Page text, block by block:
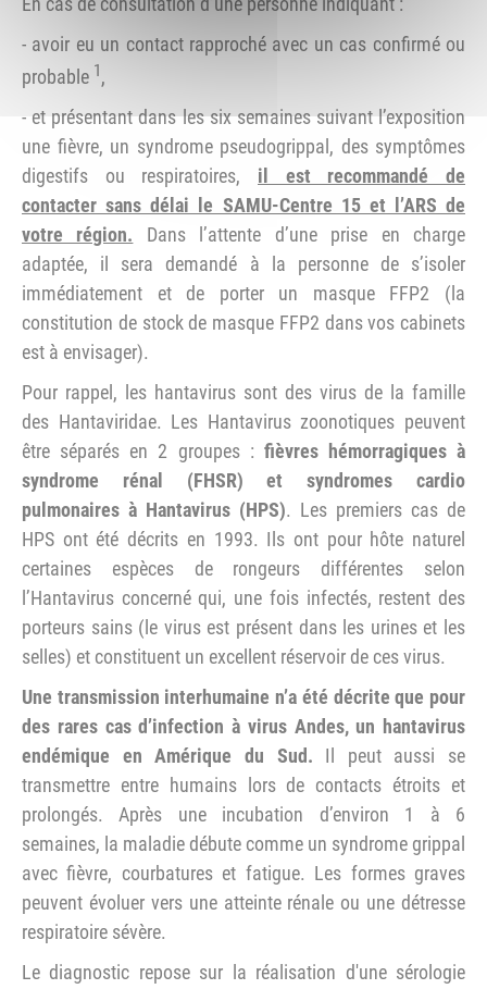
- avoir eu un contact rapproché avec un cas confirmé ou
probable 1,
- et présentant dans les six semaines suivant l’exposition
une fièvre, un syndrome pseudogrippal, des symptômes
digestifs ou respiratoires, il est recommandé de
contacter sans délai le SAMU-Centre 15 et l’ARS de
votre région. Dans l’attente d’une prise en charge
adaptée, il sera demandé à la personne de s’isoler
immédiatement et de porter un masque FFP2 (la
constitution de stock de masque FFP2 dans vos cabinets
est à envisager).
Pour rappel, les hantavirus sont des virus de la famille
des Hantaviridae. Les Hantavirus zoonotiques peuvent
être séparés en 2 groupes : fièvres hémorragiques à
syndrome rénal (FHSR) et syndromes cardio
pulmonaires à Hantavirus (HPS). Les premiers cas de
HPS ont été décrits en 1993. Ils ont pour hôte naturel
certaines espèces de rongeurs différentes selon
l’Hantavirus concerné qui, une fois infectés, restent des
porteurs sains (le virus est présent dans les urines et les
selles) et constituent un excellent réservoir de ces virus.
Une transmission interhumaine n’a été décrite que pour
des rares cas d’infection à virus Andes, un hantavirus
endémique en Amérique du Sud. Il peut aussi se
transmettre entre humains lors de contacts étroits et
prolongés. Après une incubation d’environ 1 à 6
semaines, la maladie débute comme un syndrome grippal
avec fièvre, courbatures et fatigue. Les formes graves
peuvent évoluer vers une atteinte rénale ou une détresse
respiratoire sévère.
Le diagnostic repose sur la réalisation d'une sérologie